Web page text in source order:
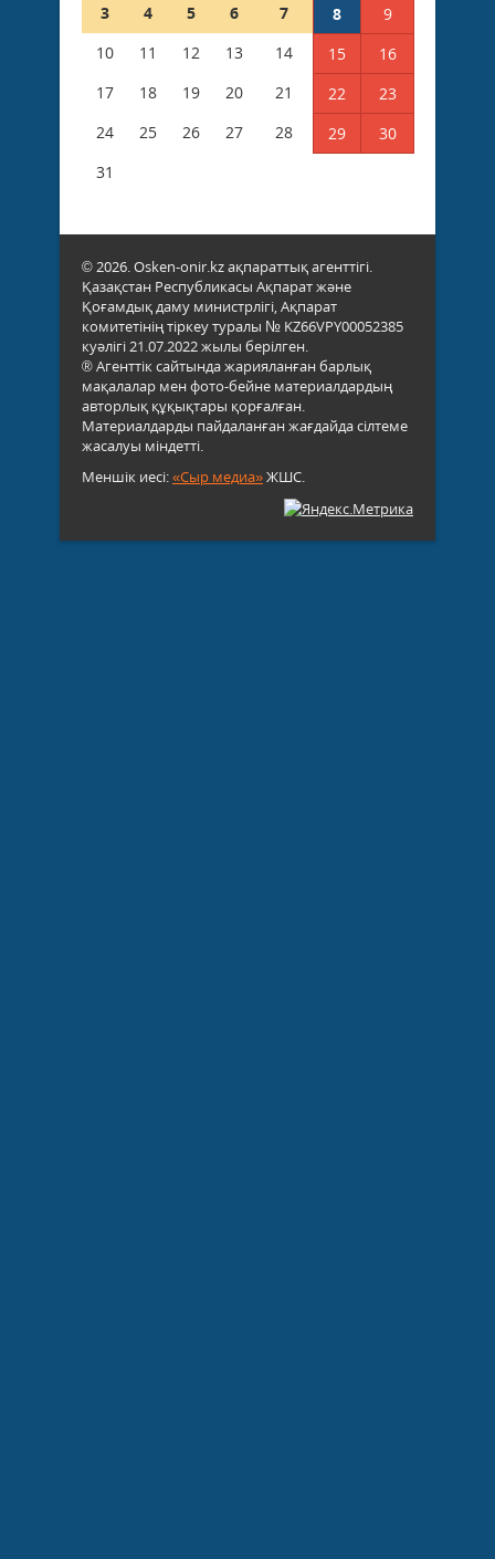
3
4 5 6 7 8
9
10
11 12 13 14 15
16
17
18 19 20 21 22
23
24
25 26 27 28 29
30
31
© 2026. Osken-onir.kz ақпараттық агенттігі.
Қазақстан Республикасы Ақпарат және
Қоғамдық даму министрлігі, Ақпарат
комитетінің тіркеу туралы № KZ66VPY00052385
куәлігі 21.07.2022 жылы берілген.
® Агенттік сайтында жарияланған барлық
мақалалар мен фото-бейне материалдардың
авторлық құқықтары қорғалған.
Материалдарды пайдаланған жағдайда сілтеме
жасалуы міндетті.
Меншік иесі:«Сыр медиа»ЖШС.